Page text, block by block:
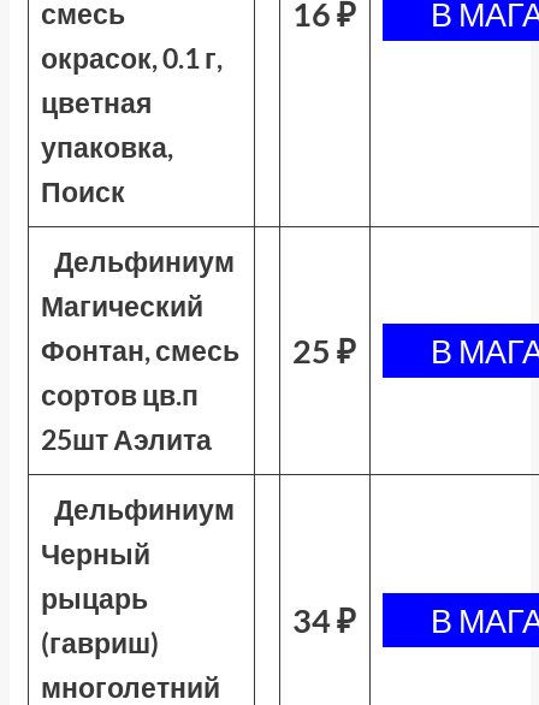
смесь
окрасок, 0.1 г,
цветная
упаковка,
Поиск
16 ₽
Дельфиниум
Магический
Фонтан, смесь
сортов цв.п
25шт Аэлита
25 ₽
Дельфиниум
Черный
рыцарь
(гавриш)
многолетний
34 ₽